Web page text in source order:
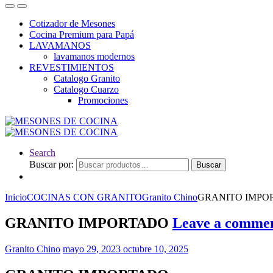
Cotizador de Mesones
Cocina Premium para Papá
LAVAMANOS
lavamanos modernos
REVESTIMIENTOS
Catalogo Granito
Catalogo Cuarzo
Promociones
Search
Buscar por:
Buscar
InicioCOCINAS CON GRANITOGranito ChinoGRANITO
GRANITO IMPORTADO Leave a
Granito Chino mayo 29, 2023 octubre 10, 2025